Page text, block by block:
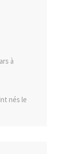
à
nés le